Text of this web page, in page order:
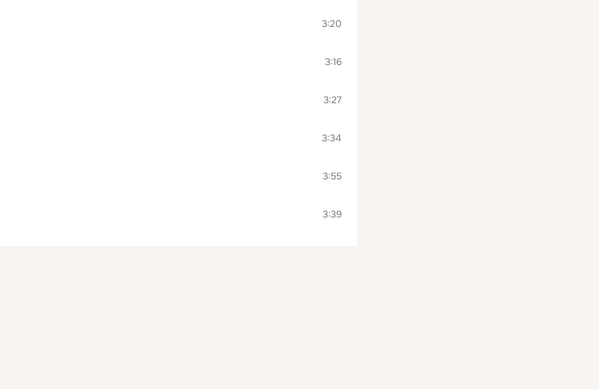
3:20
3:16
3:27
3:34
3:55
3:39